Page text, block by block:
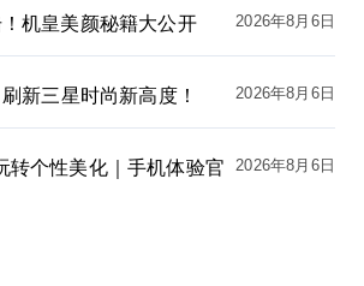
机皇美颜秘籍大公开 2026年8月6日
新三星时尚新高度！ 2026年8月6日
转个性美化｜手机体验官
2026年8月6日